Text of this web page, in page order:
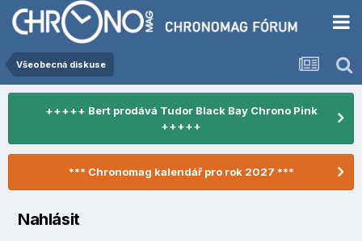
Všeobecná diskuse
+++++ Bert prodává Tudor Black Bay Chrono Pink
+++++
*** Chronomag kalendář pro rok 2027 ***
Nahlásit